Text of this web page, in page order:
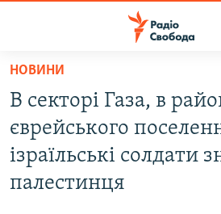
Перейти
основного
матеріалу
Перейти
до
основної
ВСЕ ЗА ДОБУ
СТАТТІ
НОВИНИ
В секторі Газа, в
єврейського
ізраїльські солдати
палестинця